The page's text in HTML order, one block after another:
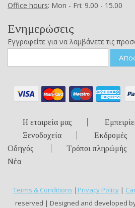
Office hours: Mon - Fri: 9.00 - 15.00
Ενημερώσεις
Εγγραφείτε για να λαμβάνετε τις
Η εταιρεία μας
Ξενοδοχεία
Εκδρομές
Οδηγός
Τρόποι πληρώμής
Νέα
Terms & Conditions | Privacy Policy|
reserved | Designed and developed